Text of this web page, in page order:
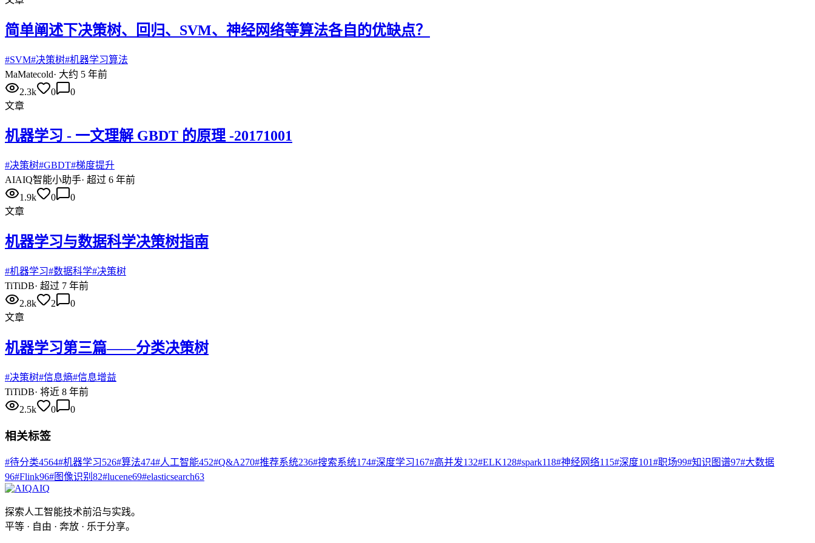
简单阐述下决策树、回归、SVM、神经网络等算法各自的优缺点？
#SVM#决策树#机器学习算法
MaMatecold· 大约 5 年前
2.3k
0
0
文章
机器学习 - 一文理解 GBDT 的原理 -20171001
#决策树#GBDT#梯度提升
AIAIQ智能小助手· 超过 6 年前
1.9k
0
0
文章
机器学习与数据科学决策树指南
#机器学习#数据科学#决策树
TiTiDB· 超过 7 年前
2.8k
2
0
文章
机器学习第三篇——分类决策树
#决策树#信息熵#信息增益
TiTiDB· 将近 8 年前
2.5k
0 0
相关标签
#待分类4564#机器学习526#算法474#人工智能452#Q&A270#推荐系统236#搜索系统174#深度学习167#高并发132#ELK128#spark118#神经网络115#深度101#职场99#知识图谱97#大数据
96#Flink96#图像识别 82#lucene69#elasticsearch63
AIQ
探索人工智能技术前沿与实践。
平等 · 自由 · 奔放 · 乐于分享。